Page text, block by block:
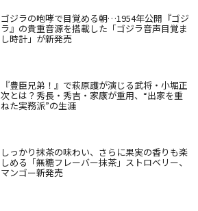
ゴジラの咆哮で目覚める朝…1954年公開『ゴジ
ラ』の貴重音源を搭載した「ゴジラ音声目覚ま
し時計」が新発売
『豊臣兄弟！』で萩原護が演じる武将・小堀正
次とは？秀長・秀吉・家康が重用、“出家を重
ねた実務派”の生涯
しっかり抹茶の味わい、さらに果実の香りも楽
しめる「無糖フレーバー抹茶」ストロベリー、
マンゴー新発売